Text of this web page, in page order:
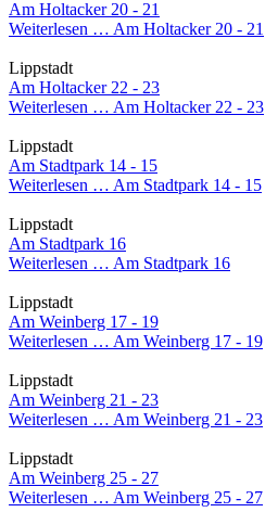
Am Holtacker 20 - 21
Weiterlesen … Am Holtacker 20 - 21
Lippstadt
Am Holtacker 22 - 23
Weiterlesen … Am Holtacker 22 - 23
Lippstadt
Am Stadtpark 14 - 15
Weiterlesen … Am Stadtpark 14 - 15
Lippstadt
Am Stadtpark 16
Weiterlesen … Am Stadtpark 16
Lippstadt
Am Weinberg 17 - 19
Weiterlesen … Am Weinberg 17 - 19
Lippstadt
Am Weinberg 21 - 23
Weiterlesen … Am Weinberg 21 - 23
Lippstadt
Am Weinberg 25 - 27
Weiterlesen … Am Weinberg 25 - 27